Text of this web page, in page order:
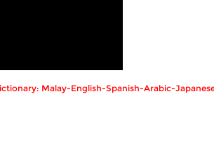
Malay-English-Spanish-Arabic-